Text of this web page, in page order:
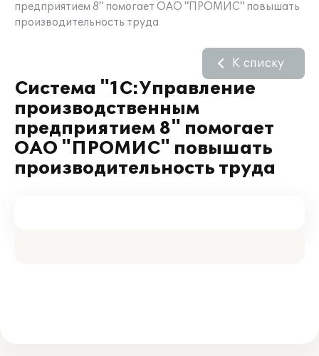
предприятием 8" помогает ОАО "ПРОМИС" повышать
производительность труда
Система "1С:Управление
производственным
предприятием 8" помогает
ОАО "ПРОМИС" повышать
производительность труда
К списку